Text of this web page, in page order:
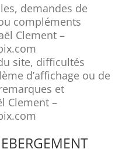
demandes de
compléments
Clement –
site, difficultés
d’affichage ou de
et
Clement –